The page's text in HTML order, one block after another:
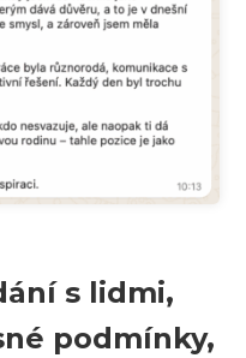
s lidmi,
podmínky,